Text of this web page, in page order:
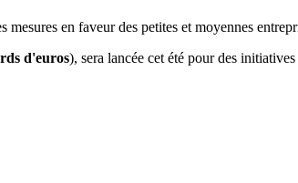
mesures en faveur des petites et moyennes
d'euros), sera lancée cet été pour des